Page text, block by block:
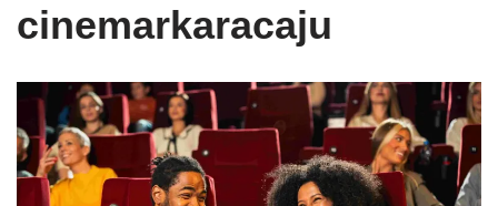
cinemarkaracaju